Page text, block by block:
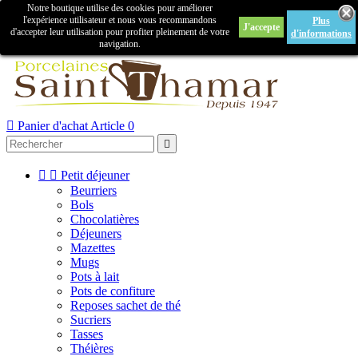
Créer un compteConnexion
 Panier d'achat Article 0

Notre boutique utilise des cookies pour améliorer
l'expérience utilisateur et nous vous recommandons
d'accepter leur utilisation pour profiter pleinement de votre
navigation.
J'accepte
Plus
d'informations
  Petit déjeuner
Beurriers
Bols
Chocolatières
Déjeuners
Mazettes
Mugs
Pots à lait
Pots de confiture
Reposes sachet de thé
Sucriers
Tasses
Théières